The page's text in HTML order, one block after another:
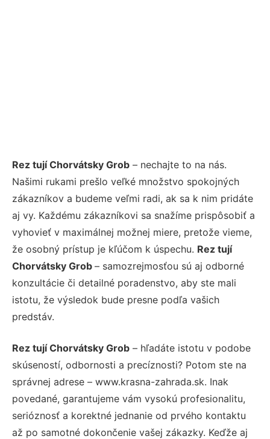
Rez tují Chorvátsky Grob – nechajte to na nás.
Našimi rukami prešlo veľké množstvo spokojných
zákazníkov a budeme veľmi radi, ak sa k nim pridáte
aj vy. Každému zákazníkovi sa snažíme prispôsobiť a
vyhovieť v maximálnej možnej miere, pretože vieme,
že osobný prístup je kľúčom k úspechu. Rez tují
Chorvátsky Grob – samozrejmosťou sú aj odborné
konzultácie či detailné poradenstvo, aby ste mali
istotu, že výsledok bude presne podľa vašich
predstáv.
Rez tují Chorvátsky Grob – hľadáte istotu v podobe
skúseností, odbornosti a precíznosti? Potom ste na
správnej adrese – www.krasna-zahrada.sk. Inak
povedané, garantujeme vám vysokú profesionalitu,
serióznosť a korektné jednanie od prvého kontaktu
až po samotné dokončenie vašej zákazky. Keďže aj